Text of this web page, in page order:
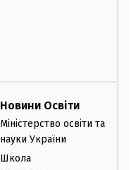
Новини Освіти
Міністерство освіти та
науки України
Школа